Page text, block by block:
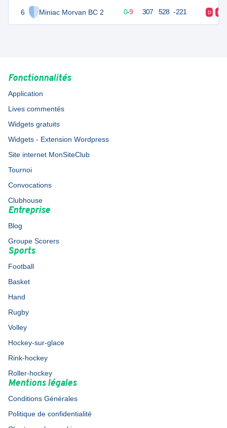
6 Miniac Morvan BC 2
9 0-9 307 528 -221 D D
Fonctionnalités
Application
Lives commentés
Widgets gratuits
Widgets - Extension Wordpress
Site internet MonSiteClub
Tournoi
Convocations
Clubhouse
Entreprise
Blog
Groupe Scorers
Sports
Football
Basket
Hand
Rugby
Volley
Hockey-sur-glace
Rink-hockey
Roller-hockey
Mentions légales
Conditions Générales
Politique de confidentialité